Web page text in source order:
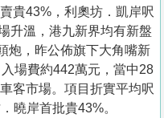
貴43%，利奧坊．凱岸呎
升溫，港九新界均有新盤
炮，昨公佈旗下大角嘴新
場費約442萬元，當中28
客市場。項目折實平均呎
曉岸首批貴43%。